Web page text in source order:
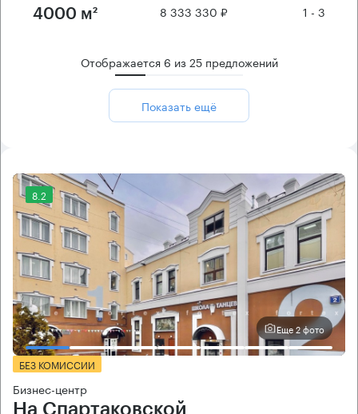
4000 м² 8 333 330 ₽ 1 - 3
Отображается 6 из25предложений
Показать ещё
8.2
Еще 2 фото
БЕЗ КОМИССИИ
Бизнес-центр
На Спартаковской